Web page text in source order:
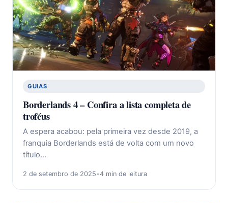
GUIAS
Borderlands 4 – Confira a lista completa de
troféus
A espera acabou: pela primeira vez desde 2019, a
franquia Borderlands está de volta com um novo
título…
2 de setembro de 2025•4 min de leitura